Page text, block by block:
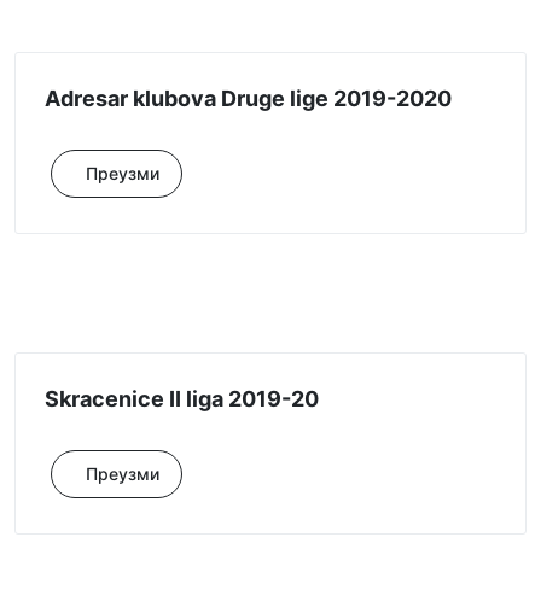
Adresar klubova Druge lige 2019-2020
Преузми
Skracenice II liga 2019-20
Преузми